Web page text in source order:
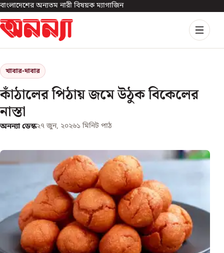
বাংলাদেশের অন্যতম নারী বিষয়ক ম্যাগাজিন
খাবার-দাবার
কাঁঠালের পিঠায় জমে উঠুক বিকেলের
নাস্তা
অনন্যা ডেস্ক২৭ জুন, ২০২৬১ মিনিট পাঠ